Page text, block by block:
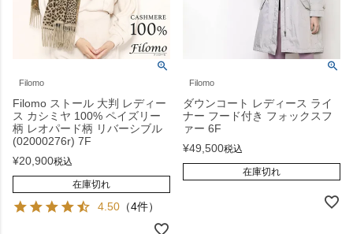
Filomo
Filomo ストール 大判 レディー
ス カシミヤ 100% ペイズリー
柄 レオパード柄 リバーシブル
(02000276r) 7F
¥20,900税込
在庫切れ
4.50 （4件）
Filomo
ダウンコート レディース ライ
ナー フード付き フォックスフ
ァー 6F
¥49,500税込
在庫切れ